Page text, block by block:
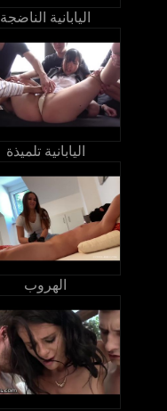
اليابانية الناضجة
اليابانية تلميذة
الهروب